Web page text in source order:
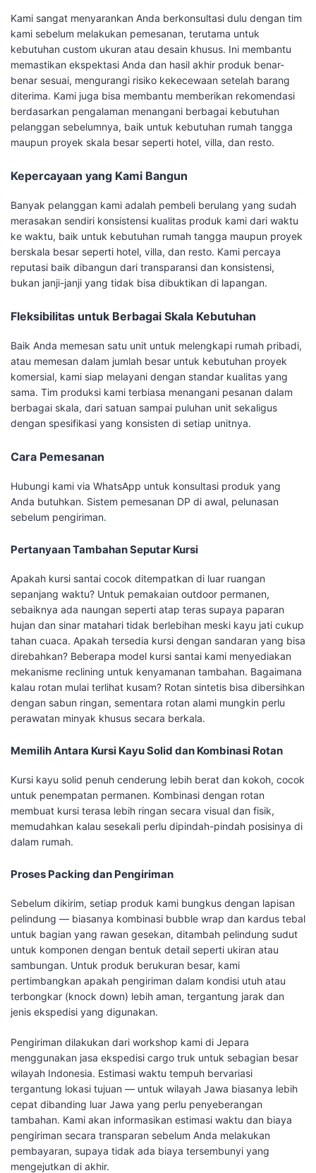
Kami sangat menyarankan Anda berkonsultasi dulu dengan tim
kami sebelum melakukan pemesanan, terutama untuk
kebutuhan custom ukuran atau desain khusus. Ini membantu
memastikan ekspektasi Anda dan hasil akhir produk benar-
benar sesuai, mengurangi risiko kekecewaan setelah barang
diterima. Kami juga bisa membantu memberikan rekomendasi
berdasarkan pengalaman menangani berbagai kebutuhan
pelanggan sebelumnya, baik untuk kebutuhan rumah tangga
maupun proyek skala besar seperti hotel, villa, dan resto.
Kepercayaan yang Kami Bangun
Banyak pelanggan kami adalah pembeli berulang yang sudah
merasakan sendiri konsistensi kualitas produk kami dari waktu
ke waktu, baik untuk kebutuhan rumah tangga maupun proyek
berskala besar seperti hotel, villa, dan resto. Kami percaya
reputasi baik dibangun dari transparansi dan konsistensi,
bukan janji-janji yang tidak bisa dibuktikan di lapangan.
Fleksibilitas untuk Berbagai Skala Kebutuhan
Baik Anda memesan satu unit untuk melengkapi rumah pribadi,
atau memesan dalam jumlah besar untuk kebutuhan proyek
komersial, kami siap melayani dengan standar kualitas yang
sama. Tim produksi kami terbiasa menangani pesanan dalam
berbagai skala, dari satuan sampai puluhan unit sekaligus
dengan spesifikasi yang konsisten di setiap unitnya.
Cara Pemesanan
Hubungi kami via WhatsApp untuk konsultasi produk yang
Anda butuhkan. Sistem pemesanan DP di awal, pelunasan
sebelum pengiriman.
Pertanyaan Tambahan Seputar Kursi
Apakah kursi santai cocok ditempatkan di luar ruangan
sepanjang waktu? Untuk pemakaian outdoor permanen,
sebaiknya ada naungan seperti atap teras supaya paparan
hujan dan sinar matahari tidak berlebihan meski kayu jati cukup
tahan cuaca. Apakah tersedia kursi dengan sandaran yang bisa
direbahkan? Beberapa model kursi santai kami menyediakan
mekanisme reclining untuk kenyamanan tambahan. Bagaimana
kalau rotan mulai terlihat kusam? Rotan sintetis bisa dibersihkan
dengan sabun ringan, sementara rotan alami mungkin perlu
perawatan minyak khusus secara berkala.
Memilih Antara Kursi Kayu Solid dan Kombinasi Rotan
Kursi kayu solid penuh cenderung lebih berat dan kokoh, cocok
untuk penempatan permanen. Kombinasi dengan rotan
membuat kursi terasa lebih ringan secara visual dan fisik,
memudahkan kalau sesekali perlu dipindah-pindah posisinya di
dalam rumah.
Proses Packing dan Pengiriman
Sebelum dikirim, setiap produk kami bungkus dengan lapisan
pelindung — biasanya kombinasi bubble wrap dan kardus tebal
untuk bagian yang rawan gesekan, ditambah pelindung sudut
untuk komponen dengan bentuk detail seperti ukiran atau
sambungan. Untuk produk berukuran besar, kami
pertimbangkan apakah pengiriman dalam kondisi utuh atau
terbongkar (knock down) lebih aman, tergantung jarak dan
jenis ekspedisi yang digunakan.
Pengiriman dilakukan dari workshop kami di Jepara
menggunakan jasa ekspedisi cargo truk untuk sebagian besar
wilayah Indonesia. Estimasi waktu tempuh bervariasi
tergantung lokasi tujuan — untuk wilayah Jawa biasanya lebih
cepat dibanding luar Jawa yang perlu penyeberangan
tambahan. Kami akan informasikan estimasi waktu dan biaya
pengiriman secara transparan sebelum Anda melakukan
pembayaran, supaya tidak ada biaya tersembunyi yang
mengejutkan di akhir.